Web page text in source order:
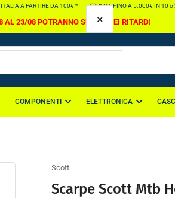
A PARTIRE DA 100€ * PAGA FINO A 5.000€ IN 10 o 20
23/08 POTRANNO SUBIRE DEI RITARDI
COMPONENTI ELETTRONICA
Scott
Scarpe Scott Mtb
×
è vuoto
×
Tex